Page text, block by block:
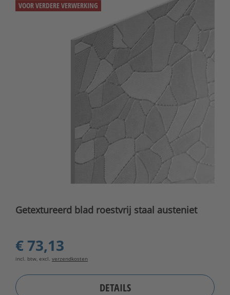
VOOR VERDERE VERWERKING
Getextureerd blad roestvrij staal austeniet
€ 73,13
incl. btw, excl. verzendkosten
DETAILS